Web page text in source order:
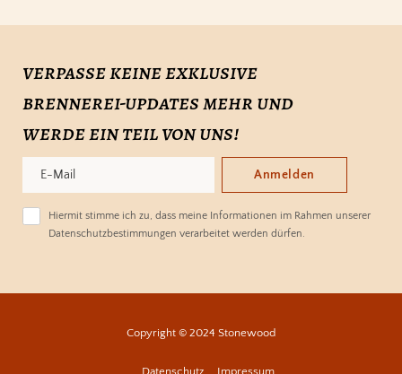
verpasse keine exklusive
brennerei-updates mehr und
werde ein teil von uns!
Hiermit stimme ich zu, dass meine Informationen im Rahmen unserer
Datenschutzbestimmungen verarbeitet werden dürfen.
Anmelden
Copyright © 2024 Stonewood